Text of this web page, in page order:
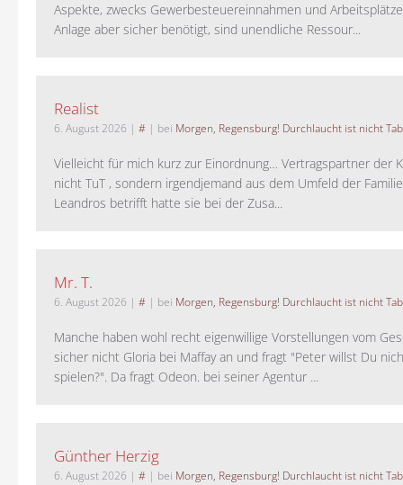
Aspekte, zwecks Gewerbesteuereinnahmen und
Anlage aber sicher benötigt, sind unendliche Ressour...
Realist
6. August 2026 | # | bei Morgen, Regensburg! Durchlaucht ist nicht
Vielleicht für mich kurz zur Einordnung… Vertragspartner der
nicht TuT , sondern irgendjemand aus dem Umfeld der
Leandros betrifft hatte sie bei der Zusa...
Mr. T.
6. August 2026 | # | bei Morgen, Regensburg! Durchlaucht ist nicht
Manche haben wohl recht eigenwillige Vorstellungen vom
sicher nicht Gloria bei Maffay an und fragt "Peter willst Du
spielen?". Da fragt Odeon. bei seiner Agentur ...
Günther Herzig
6. August 2026 | # | bei Morgen, Regensburg! Durchlaucht ist nicht